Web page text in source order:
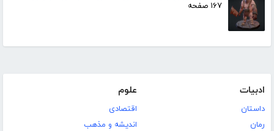
۱۶۷ صفحه
ادبیات
داستان
رمان
علوم
اقتصادی
اندیشه و مذهب